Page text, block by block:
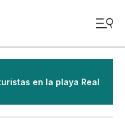
en la playa Real